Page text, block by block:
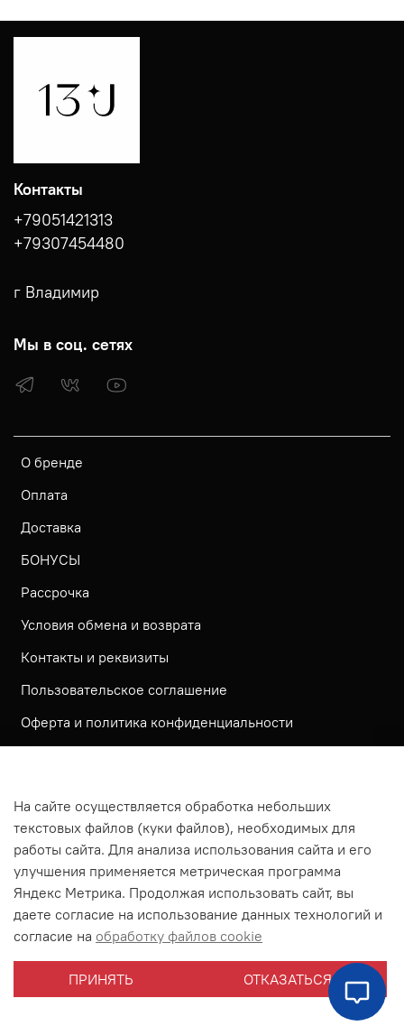
О бренде
Оплата
Доставка
БОНУСЫ
Рассрочка
Условия обмена и возврата
Контакты и реквизиты
Пользовательское соглашение
Оферта и политика конфиденциальности
Согласие посетителя сайта на обработку
персональных данных
На сайте используется метрическая система ЯНДЕКС
МЕТРИКА
На сайте применяются рекомендательные технологии
Согласие на получение рассылки рекламно-
информационных материалов
Контакты
+79051421313
+79307454480
г Владимир
Мы в соц. сетях
На сайте осуществляется обработка небольших
текстовых файлов (куки файлов), необходимых для
работы сайта. Для анализа использования сайта и его
улучшения применяется метрическая программа
Яндекс Метрика. Продолжая использовать сайт, вы
даете согласие на использование данных технологий и
согласие на обработку файлов cookie
ПРИНЯТЬ ОТКАЗАТЬСЯ